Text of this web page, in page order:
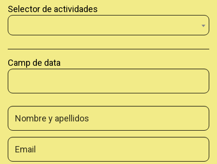
Selector de actividades
Camp de data